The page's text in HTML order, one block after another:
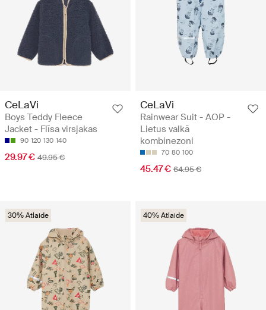
CeLaVi
Boys Teddy Fleece
Jacket - Flīsa virsjakas
90 120 130 140
29.97 € 49.95 €
CeLaVi
Rainwear Suit - AOP -
Lietus valkā
kombinezoni
70 80 100
45.47 € 64.95 €
30% Atlaide 40% Atlaide